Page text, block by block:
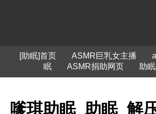
[助眠]首页 ASMR巨乳女主播
眠
ASMR捐助网页 助
嗲琪助眠_助眠_解